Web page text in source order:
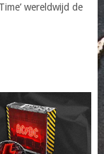
wereldwijd de